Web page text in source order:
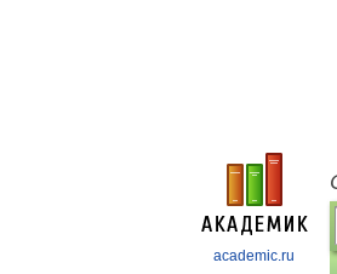
academic.ru